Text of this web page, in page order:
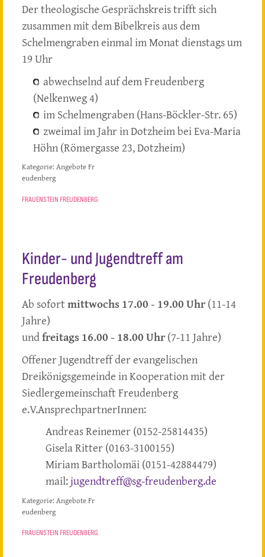
Der theologische Gesprächskreis trifft sich
zusammen mit dem Bibelkreis aus dem
Schelmengraben einmal im Monat dienstags um
19 Uhr
abwechselnd auf dem Freudenberg
(Nelkenweg 4)
im Schelmengraben (Hans-Böckler-Str. 65)
zweimal im Jahr in Dotzheim bei Eva-Maria
Höhn (Römergasse 23, Dotzheim)
Kategorie:Angebote Fr
eudenberg
FRAUENSTEIN FREUDENBERG
Kinder- und Jugendtreff am
Freudenberg
Ab sofortmittwochs 17.00 - 19.00 Uhr(11-14
Jahre)
undfreitags 16.00 - 18.00 Uhr(7-11 Jahre)
Offener Jugendtreff der evangelischen
Dreikönigsgemeinde in Kooperation mit der
Siedlergemeinschaft Freudenberg
e.V.AnsprechpartnerInnen:
Andreas Reinemer (0152-25814435)
Gisela Ritter (0163-3100155)
Miriam Bartholomäi (0151-42884479)
mail:jugendtreff@sg-freudenberg.de
Kategorie:Angebote Fr
eudenberg
FRAUENSTEIN FREUDENBERG